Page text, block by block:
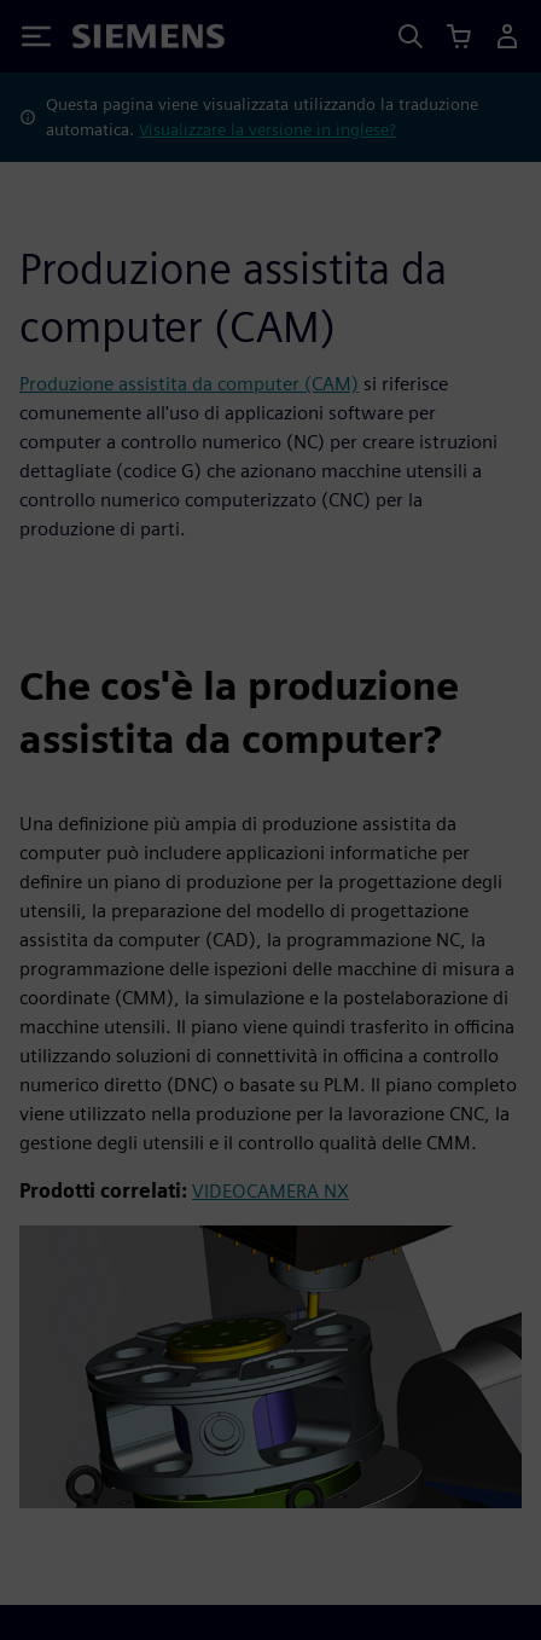
Siemens
Questa pagina viene visualizzata utilizzando la traduzione
automatica.Visualizzare la versione in inglese?
Produzione assistita da
computer (CAM)
Produzione assistita da computer (CAM) si riferisce
comunemente all'uso di applicazioni software per
computer a controllo numerico (NC) per creare istruzioni
dettagliate (codice G) che azionano macchine utensili a
controllo numerico computerizzato (CNC) per la
produzione di parti.
Che cos'è la produzione
assistita da computer?
Una definizione più ampia di produzione assistita da
computer può includere applicazioni informatiche per
definire un piano di produzione per la progettazione degli
utensili, la preparazione del modello di progettazione
assistita da computer (CAD), la programmazione NC, la
programmazione delle ispezioni delle macchine di misura a
coordinate (CMM), la simulazione e la postelaborazione di
macchine utensili. Il piano viene quindi trasferito in officina
utilizzando soluzioni di connettività in officina a controllo
numerico diretto (DNC) o basate su PLM. Il piano completo
viene utilizzato nella produzione per la lavorazione CNC, la
gestione degli utensili e il controllo qualità delle CMM.
Prodotti correlati: VIDEOCAMERA NX